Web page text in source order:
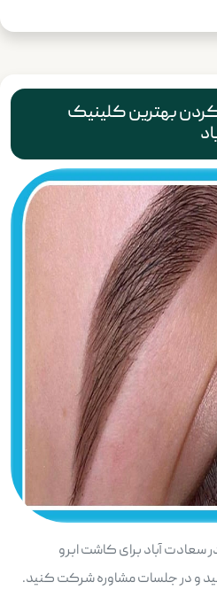
کردن بهترین کلینیک
سعادت آباد برای کاشت ابرو
و در جلسات مشاوره شرکت کنید.